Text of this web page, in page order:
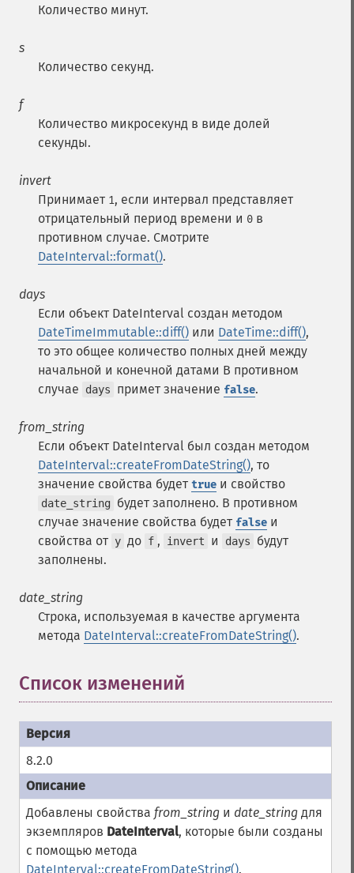
Количество минут.
s
Количество секунд.
f
Количество микросекунд в виде долей
секунды.
invert
Принимает 1, если интервал представляет
отрицательный период времени и 0 в
противном случае. Смотрите
DateInterval::format().
days
Если объект DateInterval создан методом
DateTimeImmutable::diff() или DateTime::diff(),
то это общее количество полных дней между
начальной и конечной датами В противном
случае
days примет значение false.
from_string
Если объект DateInterval был создан методом
DateInterval::createFromDateString(), то
значение свойства будет true и свойство
date_string
будет заполнено. В противном
случае значение свойства будет false и
свойства от y до f , invert и days
будут
заполнены.
date_string
Строка, используемая в качестве аргумента
метода DateInterval::createFromDateString().
Список изменений
8.2.0
Добавлены свойства from_string и date_string для
экземпляров DateInterval, которые были созданы
с помощью метода
DateInterval::createFromDateString().